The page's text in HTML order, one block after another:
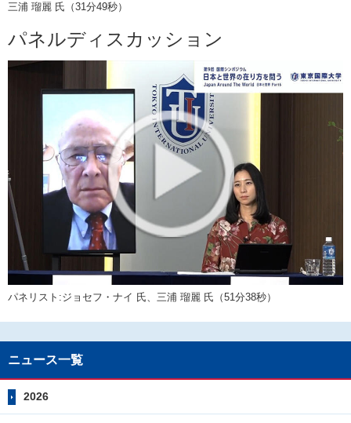
三浦 瑠麗 氏（31分49秒）
パネルディスカッション
パネリスト:ジョセフ・ナイ 氏、三浦 瑠麗 氏（51分38秒）
ニュース一覧
2026